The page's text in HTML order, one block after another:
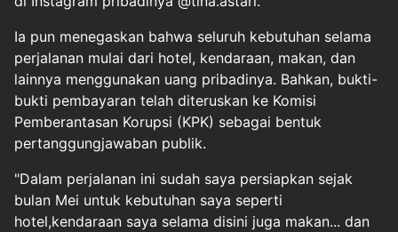
Ia pun menegaskan bahwa seluruh kebutuhan selama
perjalanan mulai dari hotel, kendaraan, makan, dan
lainnya menggunakan uang pribadinya. Bahkan, bukti-
bukti pembayaran telah diteruskan ke Komisi
Pemberantasan Korupsi (KPK) sebagai bentuk
pertanggungjawaban publik.
"Dalam perjalanan ini sudah saya persiapkan sejak
bulan Mei untuk kebutuhan saya seperti
hotel,kendaraan saya selama disini juga makan... dan